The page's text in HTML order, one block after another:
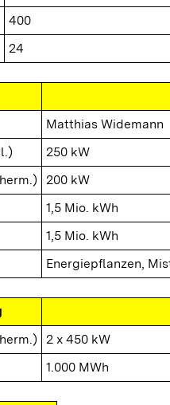
400
24
Matthias Widemann
250 kW
200 kW
1,5 Mio. kWh
1,5 Mio. kWh
Energiepflanzen,
2 x 450 kW
1.000 MWh